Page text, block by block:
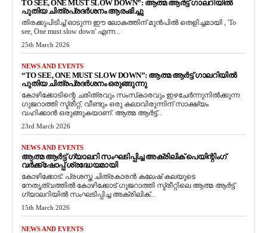
TO SEE, ONE MUST SLOW DOWN”: ആത്മ ആർട്ട് ഗാലറിയിൽ
പുതിയ ചിത്രപ്രദർശനം ആരംഭിച്ചു
തിരക്കുപിടിച്ച് ഓടുന്ന ഈ ലോകത്തിന് മുൻപിൽ തെളിച്ചമായി , 'To
see, One must slow down' എന്ന...
25th March 2026
NEWS AND EVENTS
“TO SEE, ONE MUST SLOW DOWN”: ആത്മ ആർട്ട് ഗാലറിയിൽ
പുതിയ ചിത്രപ്രദർശനം ഒരുങ്ങുന്നു
കോഴിക്കോടിന്റെ ചരിത്രവും സംസ്‌കാരവും ഇഴചേർന്നുനിൽക്കുന്ന
ഗുജറാത്തി സ്ട്രീറ്റ്, വീണ്ടും ഒരു കലാവിരുന്നിന് സാക്ഷ്യം
വഹിക്കാൻ ഒരുങ്ങുകയാണ്. ആത്മ ആർട്ട്...
23rd March 2026
NEWS AND EVENTS
ആത്മ ആർട്ട് ഗ്യാലറി സംഘടിപ്പിച്ച അക്രിലിക് പെയിന്റിംഗ്
വർക്ക്‌ഷോപ്പ് ശ്രദ്ധേയമായി
കോഴിക്കോട്: പ്രശസ്ത ചിത്രകാരൻ കലേഷ് കലയുടെ
നേതൃത്വത്തിൽ കോഴിക്കോട് ഗുജറാത്തി സ്ട്രീറ്റിലെ ആത്മ ആർട്ട്
ഗ്യാലറിയിൽ സംഘടിപ്പിച്ച അക്രിലിക്...
15th March 2026
NEWS AND EVENTS